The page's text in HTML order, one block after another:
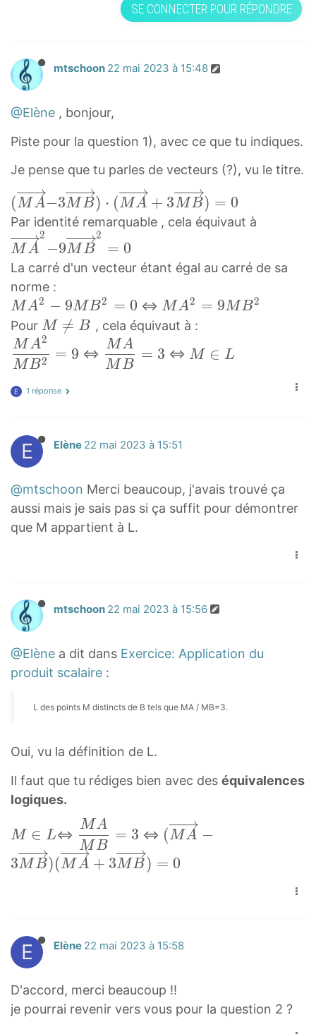
SE CONNECTER POUR RÉPONDRE
mtschoon 22 mai 2023 à 15:48
@Elène , bonjour,
Piste pour la question 1), avec ce que tu indiques.
Je pense que tu parles de vecteurs (?), vu le titre.
(
M
A
→
−
3
M
B
→
)
⋅
(
A
→
+
3
M
B
0
(
o
v
i
h
t
r
r
M
A
}
−
3
(MA−3MB) ⋅ (MA + 3MB) = 0
Par identité remarquable , cela équivaut à
2
−
e
r
r
}
^
h
MA
2
−9MB
2
= 0
La carré d'un vecteur étant égal au carré de sa
norme :
M
A
2
−
M
2
=
0
M
A
^
M
B
^
2
=
MA2 − 9MB2 = 0 <=> M
A
=
M
^
2
2
MA2 = 9MB2
Pour M
≠
B
\
e
B
M 
= B , cela équivaut à :
M
A
2
M
2
=
\
d
f
{
M
^
2
B
2
}
9
MB2
MA2
= 9 <=> M
A
\
f
r
a
A
M
B
=
MB
MA
= 3 <=> M
∈
M ∈ L
E 1 réponse
E Elène 22 mai 2023 à 15:51
@mtschoon Merci beaucoup, j'avais trouvé ça
aussi mais je sais pas si ça suffit pour démontrer
que M appartient à L.
mtschoon 22 mai 2023 à 15:56
@Elène a dit dans Exercice: Application du
produit scalaire :
L des points M distincts de B tels que MA / MB​=3.
Oui, vu la définition de L.
Il faut que tu rédiges bien avec des équivalences
logiques.
M
∈
L
n
L
M ∈ L<=> M
A
M
d
r
a
MB
MA
= 3 <=> (
M
A
M
B
)
(
(MA −
3MB)(MA + 3MB) = 0
E Elène 22 mai 2023 à 15:58
D'accord, merci beaucoup !!
je pourrai revenir vers vous pour la question 2 ?